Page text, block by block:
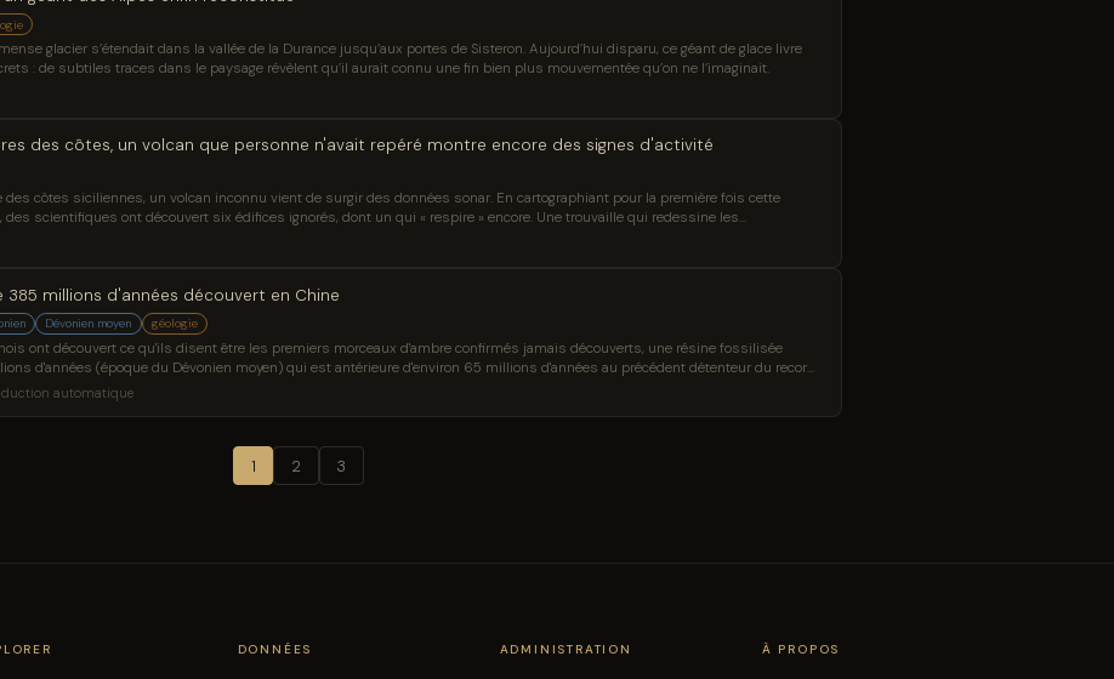
glacier s’étendait dans la vallée de la Durance jusqu’aux portes de Sisteron. Aujourd’hui disparu, ce géant de glace livre
: de subtiles traces dans le paysage révèlent qu’il aurait connu une fin bien plus mouvementée qu’on ne l’imaginait.
des côtes, un volcan que personne n'avait repéré montre encore des signes d'activité
côtes siciliennes, un volcan inconnu vient de surgir des données sonar. En cartographiant pour la première fois cette
des scientifiques ont découvert six édifices ignorés, dont un qui « respire » encore. Une trouvaille qui redessine les...
385 millions d'années découvert en Chine
Dévonien moyen géologie
ont découvert ce qu'ils disent être les premiers morceaux d'ambre confirmés jamais découverts, une résine fossilisée
d'années (époque du Dévonien moyen) qui est antérieure d'environ 65 millions d'années au précédent détenteur du record.
millions d'années découvert en Chine est apparu en premier sur Sci.News : Breaking Science News.
automatique
1 2 3
DONNÉES ADMINISTRATION À PROPOS